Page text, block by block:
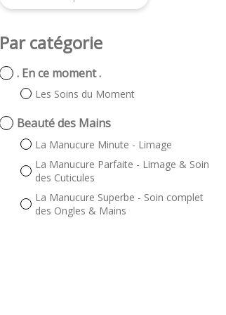
Par catégorie
. En ce moment .
Les Soins du Moment
Beauté des Mains
La Manucure Minute - Limage
La Manucure Parfaite - Limage & Soin
des Cuticules
La Manucure Superbe - Soin complet
des Ongles & Mains